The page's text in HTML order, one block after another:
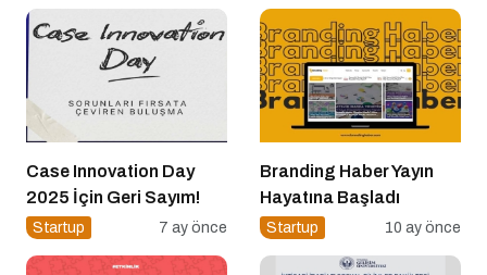
Case Innovation Day
2025 İçin Geri Sayım!
Startup 7 ay önce
Branding Haber Yayın
Hayatına Başladı
Startup 10 ay önce